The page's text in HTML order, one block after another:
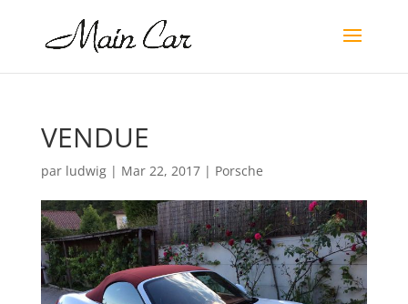
VENDUE
par ludwig| Mar 22, 2017| Porsche